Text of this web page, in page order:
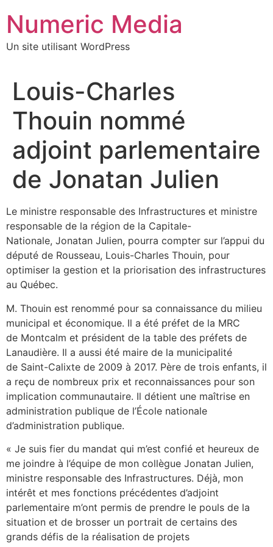
contenu
Numeric Media
Un site utilisant WordPress
Louis-Charles
Thouin nommé
adjoint parlementaire
de Jonatan Julien
Le ministre responsable des Infrastructures et ministre
responsable de la région de la Capitale-
Nationale, Jonatan Julien, pourra compter sur l’appui du
député de Rousseau, Louis-Charles Thouin, pour
optimiser la gestion et la priorisation des infrastructures
au Québec.
M. Thouin est renommé pour sa connaissance du milieu
municipal et économique. Il a été préfet de la MRC
de Montcalm et président de la table des préfets de
Lanaudière. Il a aussi été maire de la municipalité
de Saint-Calixte de 2009 à 2017. Père de trois enfants, il
a reçu de nombreux prix et reconnaissances pour son
implication communautaire. Il détient une maîtrise en
administration publique de l’École nationale
d’administration publique.
« Je suis fier du mandat qui m’est confié et heureux de
me joindre à l’équipe de mon collègue Jonatan Julien,
ministre responsable des Infrastructures. Déjà, mon
intérêt et mes fonctions précédentes d’adjoint
parlementaire m’ont permis de prendre le pouls de la
situation et de brosser un portrait de certains des
grands défis de la réalisation de projets